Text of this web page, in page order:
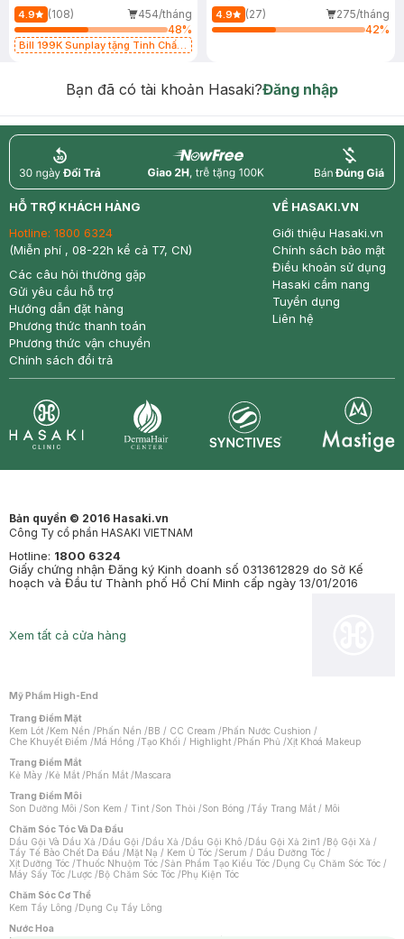
4.9 (108)
454/tháng
48%
Bill 199K Sunplay tặng Tinh Chất
4.9 (27)
275/tháng
42%
Bạn đã có tài khoản Hasaki?Đăng nhập
return nowfree price
HỖ TRỢ KHÁCH HÀNG
Hotline: 1800 6324
(Miễn phí , 08-22h kể cả T7, CN)
Các câu hỏi thường gặp
Gửi yêu cầu hỗ trợ
Hướng dẫn đặt hàng
Phương thức thanh toán
Phương thức vận chuyển
Chính sách đổi trả
VỀ HASAKI.VN
Giới thiệu Hasaki.vn
Chính sách bảo mật
Điều khoản sử dụng
Hasaki cẩm nang
Tuyển dụng
Liên hệ
Bản quyền © 2016 Hasaki.vn
Công Ty cổ phần HASAKI VIETNAM
Hotline: 1800 6324
Giấy chứng nhận Đăng ký Kinh doanh số 0313612829 do Sở Kế
hoạch và Đầu tư Thành phố Hồ Chí Minh cấp ngày 13/01/2016
Xem tất cả cửa hàng
Mỹ Phẩm High-End
Trang Điểm Mặt
Kem Lót /Kem Nền /Phấn Nền /BB / CC Cream /Phấn Nước Cushion /
Che Khuyết Điểm /Má Hồng /Tạo Khối / Highlight /Phấn Phủ /Xịt Khoá Makeup
Trang Điểm Mắt
Kẻ Mày /Kẻ Mắt /Phấn Mắt /Mascara
Trang Điểm Môi
Son Dưỡng Môi /Son Kem / Tint /Son Thỏi /Son Bóng /Tẩy Trang Mắt / Môi
Chăm Sóc Tóc Và Da Đầu
Dầu Gội Và Dầu Xả /Dầu Gội /Dầu Xả /Dầu Gội Khô /Dầu Gội Xả 2in1 /Bộ Gội Xả /
Tẩy Tế Bào Chết Da Đầu /Mặt Nạ / Kem Ủ Tóc /Serum / Dầu Dưỡng Tóc /
Xịt Dưỡng Tóc /Thuốc Nhuộm Tóc /Sản Phẩm Tạo Kiểu Tóc /Dụng Cụ Chăm Sóc Tóc /
Máy Sấy Tóc /Lược /Bộ Chăm Sóc Tóc /Phụ Kiện Tóc
Chăm Sóc Cơ Thể
Kem Tẩy Lông /Dụng Cụ Tẩy Lông
Nước Hoa